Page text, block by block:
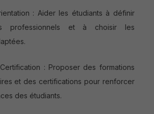
: Aider les étudiants à définir
professionnels et à choisir les
: Proposer des formations
et des certifications pour renforcer
des étudiants.